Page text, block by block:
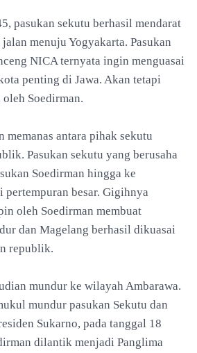
pasukan sekutu berhasil mendarat
menuju Yogyakarta. Pasukan
NICA ternyata ingin menguasai
penting di Jawa. Akan tetapi
Soedirman.
memanas antara pihak sekutu
Pasukan sekutu yang berusaha
Soedirman hingga ke
pertempuran besar. Gigihnya
oleh Soedirman membuat
dan Magelang berhasil dikuasai
republik.
mundur ke wilayah Ambarawa.
mundur pasukan Sekutu dan
Sukarno, pada tanggal 18
dilantik menjadi Panglima